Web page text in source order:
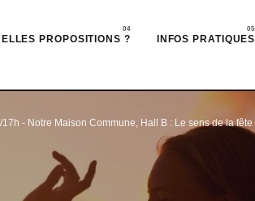
PROPOSITIONS ?
INFOS PRATIQUES
17h - Notre Maison Commune, Hall B : Le sens de la fête